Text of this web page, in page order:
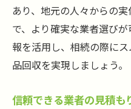
あり、地元の人々からの
で、より確実な業者選び
報を活用し、相続の際に
品回収を実現しましょう。
信頼できる業者の見積も